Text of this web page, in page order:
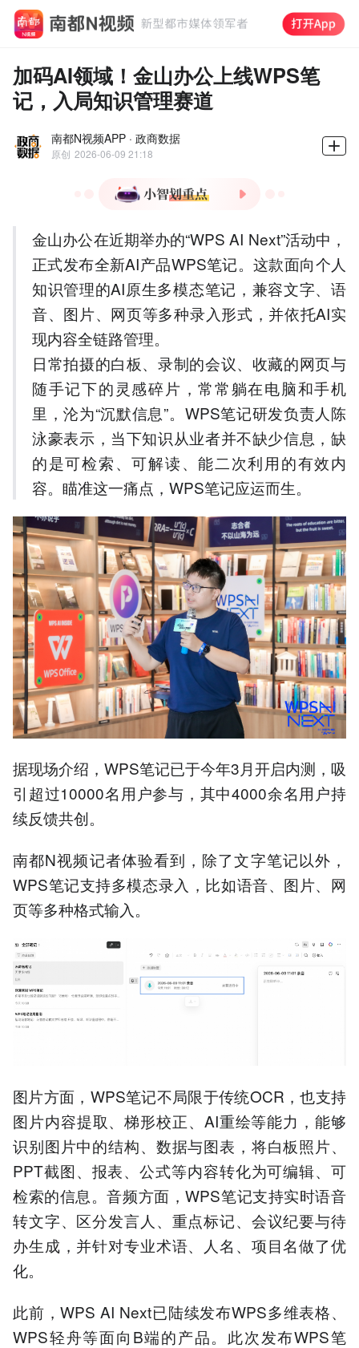
加码AI领域！金山办公上线WPS笔
记，入局知识管理赛道
南都N视频APP · 政商数据
原创 2026-06-09 21:18
态笔记WPS笔记，支持文
字、语音、图片等录入形
式。
2.WPS笔记具备图片OCR、
梯形校正、AI重绘功能，可
将图片内容转为可编辑信
息。
3.WPS笔记支持实时语音转
文字、区分发言人、生成会
议纪要等会议场景功能。
4.WPS笔记3月内测吸引超
10000用户参与，4000余名
5.AI知识管理赛道竞争激
烈，百度、阿里、腾讯等大
以上内容由AI大模型生成，仅供
参考
金山办公在近期举办的“WPS AI Next”活动中，
正式发布全新AI产品WPS笔记。这款面向个人
知识管理的AI原生多模态笔记，兼容文字、语
音、图片、网页等多种录入形式，并依托AI实
现内容全链路管理。
日常拍摄的白板、录制的会议、收藏的网页与
随手记下的灵感碎片，常常躺在电脑和手机
里，沦为“沉默信息”。WPS笔记研发负责人陈
泳豪表示，当下知识从业者并不缺少信息，缺
的是可检索、可解读、能二次利用的有效内
容。瞄准这一痛点，WPS笔记应运而生。
据现场介绍，WPS笔记已于今年3月开启内测，吸
引超过10000名用户参与，其中4000余名用户持
续反馈共创。
南都N视频记者体验看到，除了文字笔记以外，
WPS笔记支持多模态录入，比如语音、图片、网
页等多种格式输入。
图片方面，WPS笔记不局限于传统OCR，也支持
图片内容提取、梯形校正、AI重绘等能力，能够
识别图片中的结构、数据与图表，将白板照片、
PPT截图、报表、公式等内容转化为可编辑、可
检索的信息。音频方面，WPS笔记支持实时语音
转文字、区分发言人、重点标记、会议纪要与待
办生成，并针对专业术语、人名、项目名做了优
化。
此前，WPS AI Next已陆续发布WPS多维表格、
WPS轻舟等面向B端的产品。此次发布WPS笔